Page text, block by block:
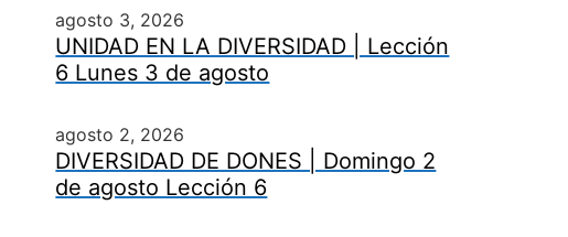
agosto 3, 2026
UNIDAD EN LA DIVERSIDAD | Lección
6 Lunes 3 de agosto
agosto 2, 2026
DIVERSIDAD DE DONES | Domingo 2
de agosto Lección 6